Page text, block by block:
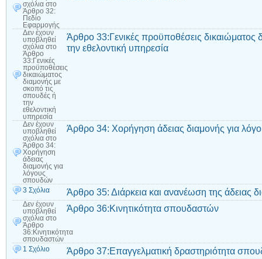
σχόλια στο
Άρθρο 32:
Πεδίο
Εφαρμογής
Δεν έχουν
υποβληθεί
σχόλια στο
Άρθρο
33:Γενικές
προϋποθέσεις
δικαιώματος
διαμονής με
σκοπό τις
σπουδές ή
την
εθελοντική
υπηρεσία
Άρθρο 33:Γενικές προϋποθέσεις δικαιώματος
την εθελοντική υπηρεσία
Δεν έχουν
υποβληθεί
σχόλια στο
Άρθρο 34:
Χορήγηση
άδειας
διαμονής για
λόγους
σπουδών
Άρθρο 34: Χορήγηση άδειας διαμονής για
3 Σχόλια Άρθρο 35: Διάρκεια και ανανέωση της άδειας
Δεν έχουν
υποβληθεί
σχόλια στο
Άρθρο
36:Κινητικότητα
σπουδαστών
Άρθρο 36:Κινητικότητα σπουδαστών
1 Σχόλιο Άρθρο 37:Επαγγελματική δραστηριότητα